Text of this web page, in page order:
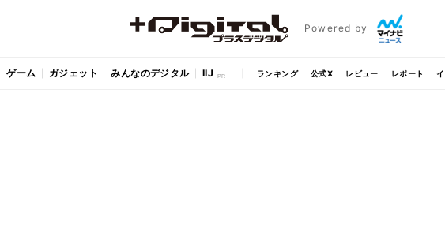
Powered by
ゲーム ガジェット みんなのデジタル IIJ ランキング 公式X レビュー レポート